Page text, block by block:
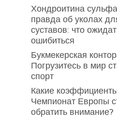
Хондроитина
правда об уколах
суставов: что
ошибиться
Букмекерская
Погрузитесь в мир
спорт
Какие
Чемпионат Европы
обратить внимание?